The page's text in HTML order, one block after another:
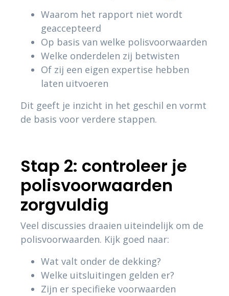
Waarom het rapport niet wordt
geaccepteerd
Op basis van welke polisvoorwaarden
Welke onderdelen zij betwisten
Of zij een eigen expertise hebben
laten uitvoeren
Dit geeft je inzicht in het geschil en vormt
de basis voor verdere stappen.
Stap 2: controleer je
polisvoorwaarden
zorgvuldig
Veel discussies draaien uiteindelijk om de
polisvoorwaarden. Kijk goed naar:
Wat valt onder de dekking?
Welke uitsluitingen gelden er?
Zijn er specifieke voorwaarden